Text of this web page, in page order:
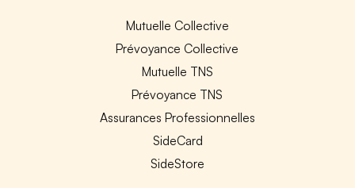
Mutuelle Collective
Prévoyance Collective
Mutuelle TNS
Prévoyance TNS
Assurances Professionnelles
SideCard
SideStore